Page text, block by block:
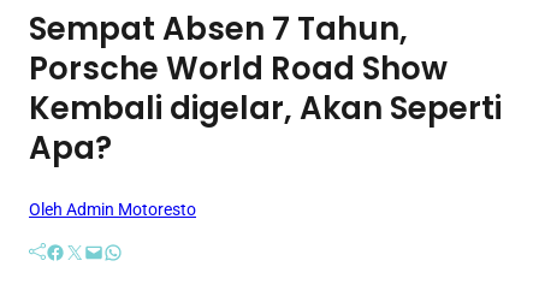
Sempat Absen 7 Tahun,
Porsche World Road Show
Kembali digelar, Akan Seperti
Apa?
Oleh Admin Motoresto
Facebook Twitter Mail WhatsApp